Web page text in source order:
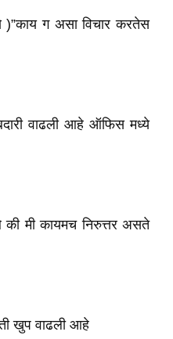
)”काय ग असा विचार करतेस
वाढली आहे ऑफिस मध्ये
मी कायमच निरुत्तर असते
खुप वाढली आहे